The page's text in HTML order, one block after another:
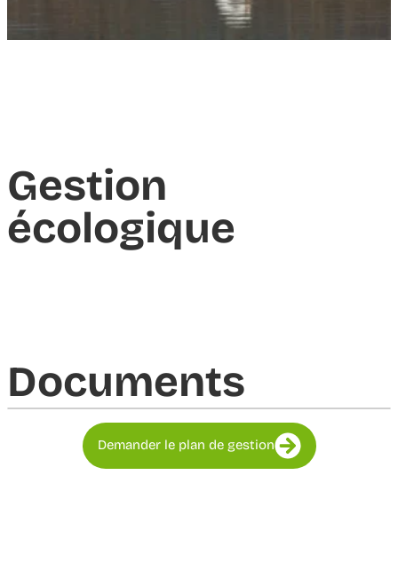
Gestion
écologique
Documents​
Demander le plan de gestion